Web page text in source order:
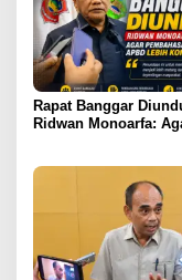
Rapat Banggar
Ridwan Monoarfa: